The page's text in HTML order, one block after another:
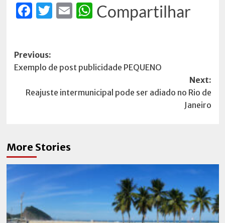
Facebook
Twitter
EmailWhatsApp
Compartilhar
Post
navigation
Previous:
Exemplo de post publicidade PEQUENO
Next:
Reajuste intermunicipal pode ser adiado no Rio de
Janeiro
More Stories